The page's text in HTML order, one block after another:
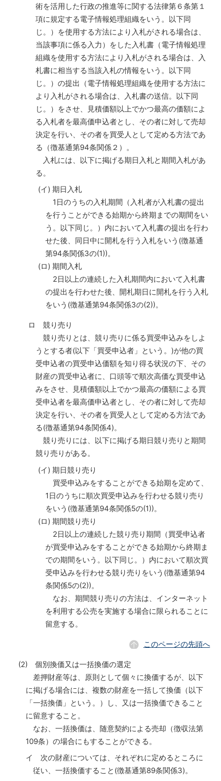
術を活用した行政の推進等に関する法律第６条第１
項に規定する電子情報処理組織をいう。以下同
じ。）を使用する方法により入札がされる場合は、
当該事項に係る入力）をした入札書（電子情報処理
組織を使用する方法により入札がされる場合は、入
札書に相当する当該入札の情報をいう。以下同
じ。）の提出（電子情報処理組織を使用する方法に
より入札がされる場合は、入札書の送信。以下同
じ。）をさせ、見積価額以上でかつ最高の価額によ
る入札者を最高価申込者とし、その者に対して売却
決定を行い、その者を買受人として定める方法であ
る（徴基通第94条関係２）。
入札には、以下に掲げる期日入札と期間入札があ
る。
(イ) 期日入札
1日のうちの入札期間（入札者が入札書の提出
を行うことができる始期から終期までの期間をい
う。以下同じ。）内において入札書の提出を行わ
せた後、同日中に開札を行う入札をいう(徴基通
第94条関係3の(1))。
(ロ) 期間入札
2日以上の連続した入札期間内において入札書
の提出を行わせた後、開札期日に開札を行う入札
をいう(徴基通第94条関係3の(2))。
ロ 競り売り
競り売りとは、競り売りに係る買受申込みをしよ
うとする者(以下「買受申込者」という。)が他の買
受申込者の買受申込価額を知り得る状況の下、その
財産の買受申込者に、口頭等で順次高価な買受申込
みをさせ、見積価額以上でかつ最高の価額による買
受申込者を最高価申込者とし、その者に対して売却
決定を行い、その者を買受人として定める方法であ
る(徴基通第94条関係4)。
競り売りには、以下に掲げる期日競り売りと期間
競り売りがある。
(イ) 期日競り売り
買受申込みをすることができる始期を定めて、
1日のうちに順次買受申込みを行わせる競り売り
をいう(徴基通第94条関係5の(1))。
(ロ) 期間競り売り
2日以上の連続した競り売り期間（買受申込者
が買受申込みをすることができる始期から終期ま
での期間をいう。以下同じ。）内において順次買
受申込みを行わせる競り売りをいう(徴基通第94
条関係5の(2))。
なお、期間競り売りの方法は、インターネット
を利用する公売を実施する場合に限られることに
留意する。
このページの先頭へ
(2) 個別換価又は一括換価の選定
差押財産等は、原則として個々に換価するが、以下
に掲げる場合には、複数の財産を一括して換価（以下
「一括換価」という。）し、又は一括換価できること
に留意すること。
なお、一括換価は、随意契約による売却（徴収法第
109条）の場合にもすることができる。
イ 次の財産については、それぞれに定めるところに
従い、一括換価すること(徴基通第89条関係3)。